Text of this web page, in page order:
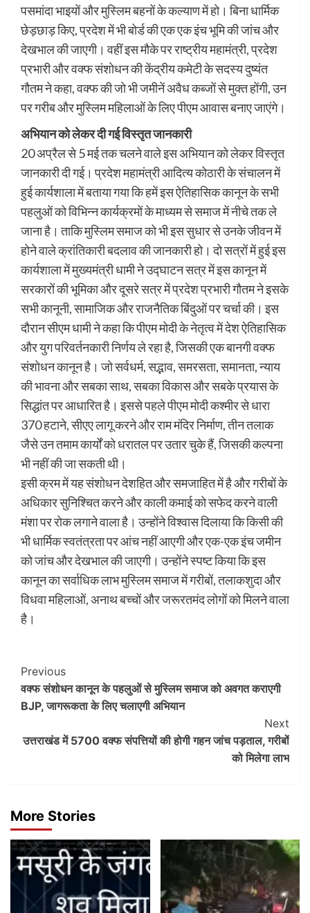
पसमांदा भाइयों और मुस्लिम बहनों के कल्याण में हो। बिना धार्मिक
छेड़छाड़ किए, प्रदेश में भी बोर्ड की एक एक इंच भूमि की जांच और
देखभाल की जाएगी। वहीं इस मौके पर राष्ट्रीय महामंत्री, प्रदेश
प्रभारी और वक्फ संशोधन की केंद्रीय कमेटी के सदस्य दुष्यंत
गौतम ने कहा, वक्फ की जो भी जमीनें अवैध कब्जों से मुक्त होंगी, उन
पर गरीब और मुस्लिम महिलाओं के लिए पीएम आवास बनाए जाएंगे।
अभियान को लेकर दी गई विस्तृत जानकारी
20 अप्रैल से 5 मई तक चलने वाले इस अभियान को लेकर विस्तृत
जानकारी दी गई। प्रदेश महामंत्री आदित्य कोठारी के संचालन में
हुई कार्यशाला में बताया गया कि हमें इस ऐतिहासिक कानून के सभी
पहलुओं को विभिन्न कार्यक्रमों के माध्यम से समाज में नीचे तक ले
जाना है। ताकि मुस्लिम समाज को भी इस सुधार से उनके जीवन में
होने वाले क्रांतिकारी बदलाव की जानकारी हो। दो सत्रों में हुई इस
कार्यशाला में मुख्यमंत्री धामी ने उद्घाटन सत्र में इस कानून में
सरकारों की भूमिका और दूसरे सत्र में प्रदेश प्रभारी गौतम ने इसके
सभी कानूनी, सामाजिक और राजनैतिक बिंदुओं पर चर्चा की। इस
दौरान सीएम धामी ने कहा कि पीएम मोदी के नेतृत्व में देश ऐतिहासिक
और युग परिवर्तनकारी निर्णय ले रहा है, जिसकी एक बानगी वक्फ
संशोधन कानून है। जो सर्वधर्म, सद्भाव, समरसता, समानता, न्याय
की भावना और सबका साथ, सबका विकास और सबके प्रयास के
सिद्धांत पर आधारित है। इससे पहले पीएम मोदी कश्मीर से धारा
370 हटाने, सीएए लागू करने और राम मंदिर निर्माण, तीन तलाक
जैसे उन तमाम कार्यों को धरातल पर उतार चुके हैं, जिसकी कल्पना
भी नहीं की जा सकती थी।
इसी क्रम में यह संशोधन देशहित और समजाहित में है और गरीबों के
अधिकार सुनिश्चित करने और काली कमाई को सफेद करने वाली
मंशा पर रोक लगाने वाला है। उन्होंने विश्वास दिलाया कि किसी की
भी धार्मिक स्वतंत्रता पर आंच नहीं आएगी और एक-एक इंच जमीन
को जांच और देखभाल की जाएगी। उन्होंने स्पष्ट किया कि इस
कानून का सर्वाधिक लाभ मुस्लिम समाज में गरीबों, तलाकशुदा और
विधवा महिलाओं, अनाथ बच्चों और जरूरतमंद लोगों को मिलने वाला
है।
Post
Navigation
Previous
वक्फ संशोधन कानून के पहलुओं से मुस्लिम समाज को अवगत कराएगी
BJP, जागरूकता के लिए चलाएगी अभियान
Next
उत्तराखंड में 5700 वक्फ संपत्तियों की होगी गहन जांच पड़ताल, गरीबों
को मिलेगा लाभ
More Stories